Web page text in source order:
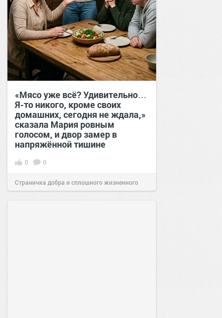
«Мясо уже всё? Удивительно…
Я-то никого, кроме своих
домашних, сегодня не ждала,»
сказала Мария ровным
голосом, и двор замер в
напряжённой тишине
0 0
Страничка добра и сплошного жизненного